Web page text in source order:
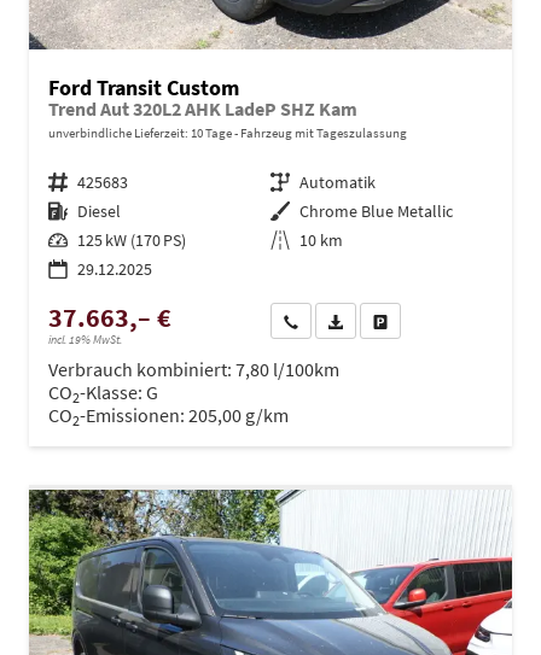
Ford Transit Custom
Trend Aut 320L2 AHK LadeP SHZ Kam
unverbindliche Lieferzeit: 10 Tage Fahrzeug mit Tageszulassung
Fahrzeugnr. 425683 Getriebe Automatik
Kraftstoff Diesel Außenfarbe Chrome Blue Metallic
Leistung 125 kW (170 PS) Kilometerstand 10 km
29.12.2025
37.663,– €
incl. 19% MwSt.
Wir rufen Sie anPDF-Datei, Fahrzeugexposé
Verbrauch kombiniert: 7,80 l/100km
CO2-Klasse: G
CO2-Emissionen: 205,00 g/km